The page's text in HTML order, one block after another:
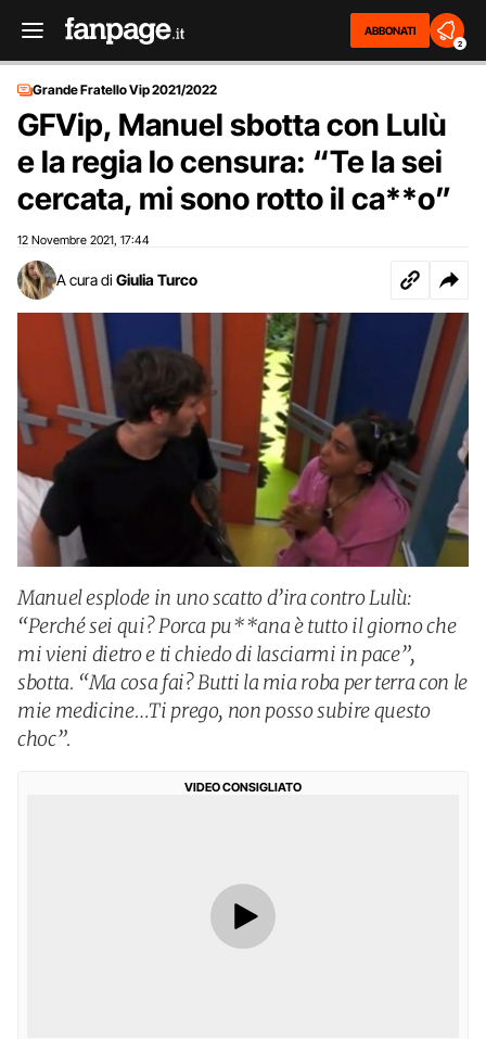
ABBONATI
2
Grande Fratello Vip 2021/2022
GFVip, Manuel sbotta con Lulù
e la regia lo censura: “Te la sei
cercata, mi sono rotto il ca**o”
12 Novembre 2021 17:44
A cura di Giulia Turco
Manuel esplode in uno scatto d’ira contro Lulù:
“Perché sei qui? Porca pu**ana è tutto il giorno che
mi vieni dietro e ti chiedo di lasciarmi in pace”,
sbotta. “Ma cosa fai? Butti la mia roba per terra con le
mie medicine…Ti prego, non posso subire questo
choc”.
VIDEO CONSIGLIATO